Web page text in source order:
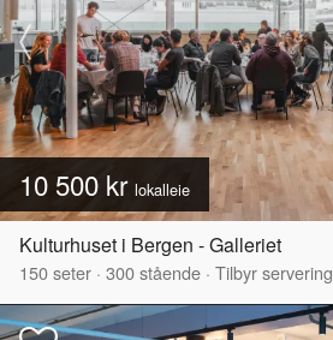
10 500 kr lokalleie
Kulturhuset i Bergen - Galleriet
150seter · 300stående · Tilbyr servering